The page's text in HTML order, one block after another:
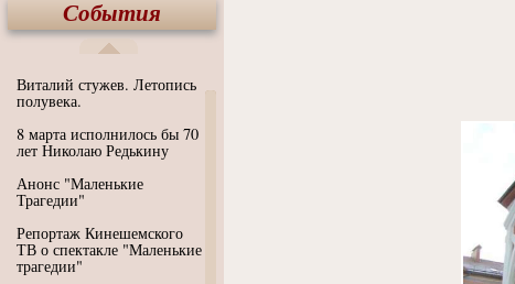
События
Виталий стужев. Летопись
полувека.
8 марта исполнилось бы 70
лет Николаю Редькину
Анонс "Маленькие
Трагедии"
Репортаж Кинешемского
ТВ о спектакле "Маленькие
трагедии"